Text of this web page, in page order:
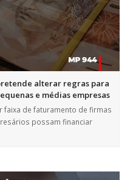
alterar regras para
e médias empresas
de faturamento de firmas
possam financiar